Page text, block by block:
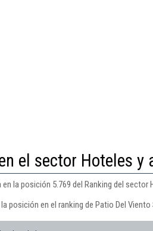
el sector Hoteles
la posición 5.769 del Ranking del
posición en el ranking de Patio Del